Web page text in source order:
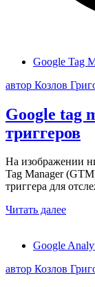
Google Tag
автор Козлов
Google tag
триггеров
На изображении
Tag Manager
триггера для
Читать далее
Google
автор Козлов